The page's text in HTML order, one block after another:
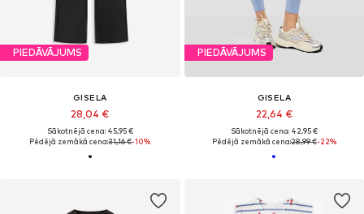
PIEDĀVĀJUMS
GISELA
28,04 €
Sākotnējā cena: 45,95 €
Pēdējā zemākā cena:31,16 €-10%
PIEDĀVĀJUMS
GISELA
22,64 €
Sākotnējā cena: 42,95 €
Pēdējā zemākā cena:28,99 €-22%